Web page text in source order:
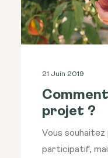
21 Juin 2019
projet ?
Vous
participatif,